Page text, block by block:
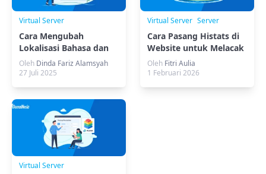
Virtual Server
Cara Mengubah
Lokalisasi Bahasa dan
Waktu di CyberPanel
Oleh Dinda Fariz Alamsyah
27 Juli 2025
Virtual Server Server
Cara Pasang Histats di
Website untuk Melacak
Traffic
Oleh Fitri Aulia
1 Februari 2026
Virtual Server